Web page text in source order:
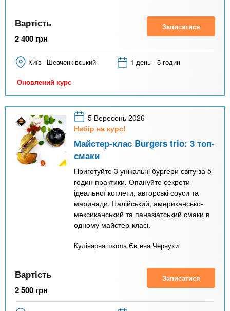
Вартість
2 400 грн
Записатися
Київ Шевченківський 1 день - 5 годин
Оновлений курс
5 Вересень 2026
Набір на курс!
Майстер-клас Burgers trio: 3 топ-
смаки
Приготуйте 3 унікальні бургери світу за 5
годин практики. Опануйте секрети
ідеальної котлети, авторські соуси та
маринади. Італійський, американсько-
мексиканський та паназіатський смаки в
одному майстер-класі.
Кулінарна школа Євгена Чернухи
Вартість
2 500 грн
Записатися